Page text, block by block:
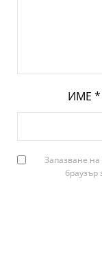
ИМЕ *
Запазване
браузър